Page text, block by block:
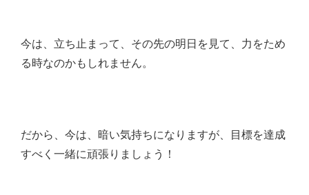
今は、立ち止まって、その先の明日を見て、力をため
る時なのかもしれません。
だから、今は、暗い気持ちになりますが、目標を達成
すべく一緒に頑張りましょう！